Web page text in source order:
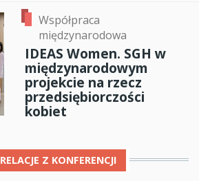
Współpraca
międzynarodowa
IDEAS Women. SGH w
międzynarodowym
projekcie na rzecz
przedsiębiorczości
kobiet
RELACJE Z KONFERENCJI